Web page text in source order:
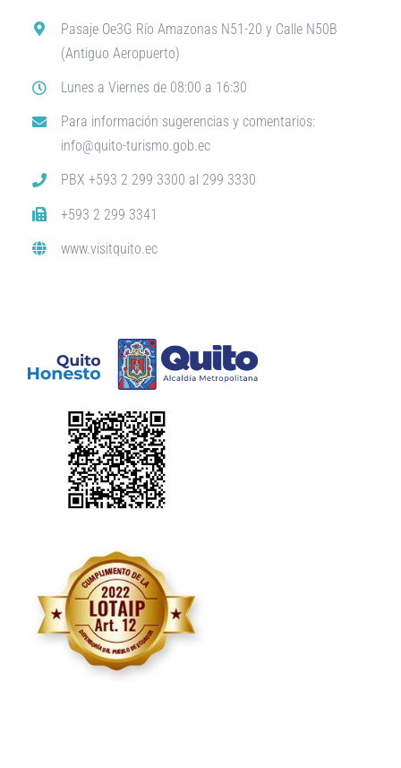
Pasaje Oe3G Río Amazonas N51-20 y Calle N50B
(Antiguo Aeropuerto)
Lunes a Viernes de 08:00 a 16:30
Para información sugerencias y comentarios:
info@quito-turismo.gob.ec
PBX +593 2 299 3300 al 299 3330
+593 2 299 3341
www.visitquito.ec